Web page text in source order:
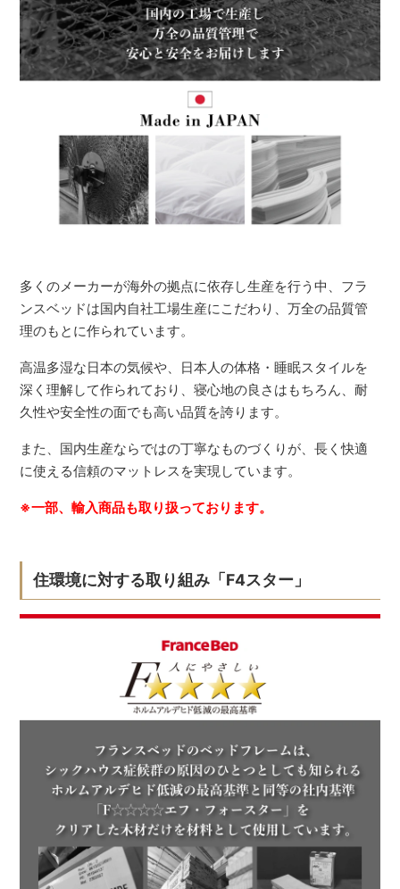
多くのメーカーが海外の拠点に依存し生産を行う中、フラ
ンスベッドは国内自社工場生産にこだわり、万全の品質管
理のもとに作られています。
高温多湿な日本の気候や、日本人の体格・睡眠スタイルを
深く理解して作られており、寝心地の良さはもちろん、耐
久性や安全性の面でも高い品質を誇ります。
また、国内生産ならではの丁寧なものづくりが、長く快適
に使える信頼のマットレスを実現しています。
※一部、輸入商品も取り扱っております。
住環境に対する取り組み「F4スター」